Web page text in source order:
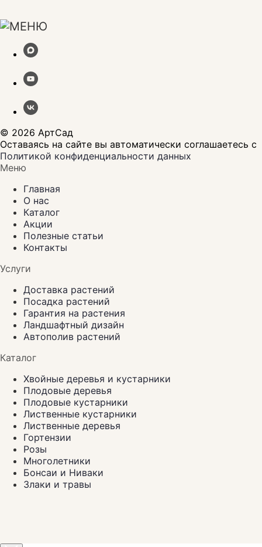
© 2026 АртСад
Оставаясь на сайте вы автоматически соглашаетесь с
Политикой конфиденциальности данных
Меню
Главная
О нас
Каталог
Акции
Полезные статьи
Контакты
Услуги
Доставка растений
Посадка растений
Гарантия на растения
Ландшафтный дизайн
Автополив растений
Каталог
Хвойные деревья и кустарники
Плодовые деревья
Плодовые кустарники
Лиственные кустарники
Лиственные деревья
Гортензии
Розы
Многолетники
Бонсаи и Ниваки
Злаки и травы